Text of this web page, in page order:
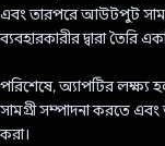
এবং তারপরে আউটপুট
ব্যবহারকারীর দ্বারা তৈরি
পরিশেষে, অ্যাপটির
সামগ্রী সম্পাদনা করতে
করা।